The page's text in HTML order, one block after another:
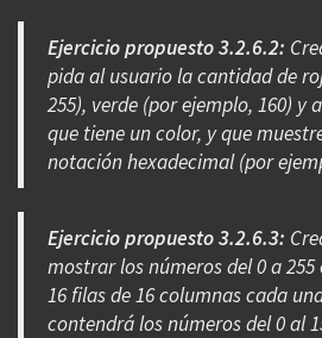
Ejercicio propuesto 3.2.6.2:
pida al usuario la cantidad de
255), verde (por ejemplo, 160) y
que tiene un color, y que
notación hexadecimal (por
Ejercicio propuesto 3.2.6.3:
mostrar los números del 0 a
16 filas de 16 columnas cada
contendrá los números del 0 al